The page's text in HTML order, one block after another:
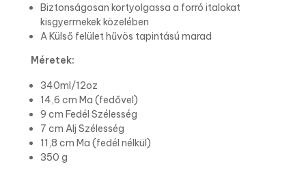
Biztonságosan kortyolgassa a forró italokat
kisgyermekek közelében
A Külső felület hűvös tapintású marad
Méretek:
340ml/12oz
14,6 cm Ma (fedővel)
9 cm Fedél Szélesség
7 cm Alj Szélesség
11,8 cm Ma (fedél nélkül)
350 g